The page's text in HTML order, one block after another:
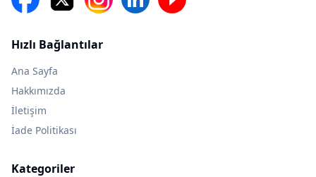
Hızlı Bağlantılar
Ana Sayfa
Hakkımızda
İletişim
İade Politikası
Kategoriler